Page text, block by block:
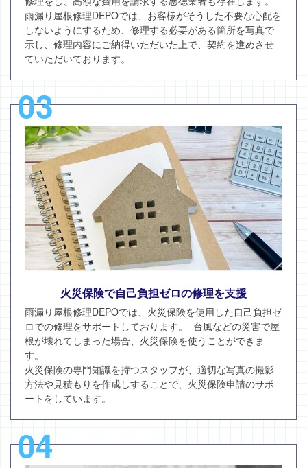
雨漏り屋根修理DEPOでは、お客様がそうした不要な心配を
しないようにするため、修理する必要がある箇所を写真で
示し、修理内容にご納得いただいた上で、契約を進めさせ
ていただいております。
03
火災保険で自己負担ゼロの修理を支援
雨漏り屋根修理DEPOでは、火災保険を使用した自己負担ゼ
ロでの修理をサポートしております。 台風などの災害で屋
根が壊れてしまった場合、火災保険を使うことができま
す。
火災保険の専門知識を持つスタッフが、適切な写真の撮影
方法や見積もりを作成しすることで、火災保険申請のサポ
ートをしています。
04